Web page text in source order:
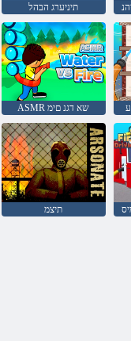
תיניערג הבהל
ASMR שא דגנ םימ
תיצמ